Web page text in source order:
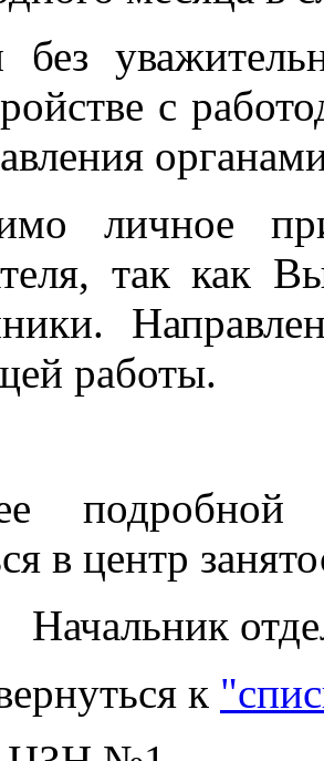
без
с
личное
так как
работы.
подробной
в центр
Начальник
к